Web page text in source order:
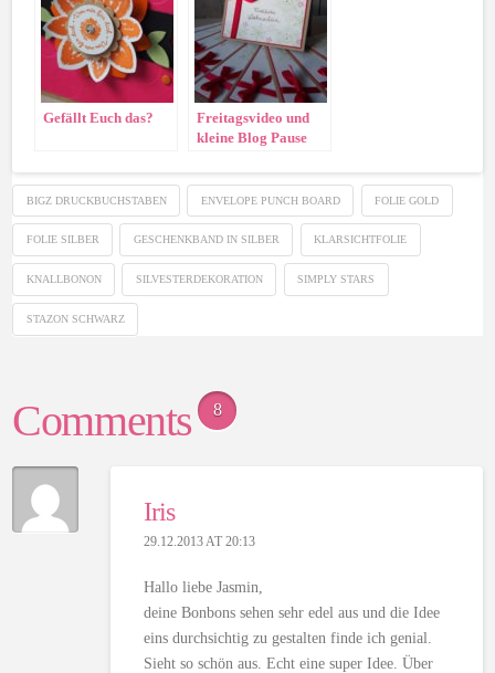
Gefällt Euch das?
Freitagsvideo und
kleine Blog Pause
BIGZ DRUCKBUCHSTABEN ENVELOPE PUNCH BOARD FOLIE GOLD
FOLIE SILBER GESCHENKBAND IN SILBER KLARSICHTFOLIE
KNALLBONON SILVESTERDEKORATION SIMPLY STARS
STAZON SCHWARZ
Comments 8
Iris
29.12.2013 AT 20:13
Hallo liebe Jasmin,
deine Bonbons sehen sehr edel aus und die Idee
eins durchsichtig zu gestalten finde ich genial.
Sieht so schön aus. Echt eine super Idee. Über